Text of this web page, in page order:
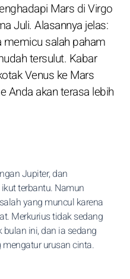
Mars di Virgo
Juli. Alasannya jelas:
memicu salah paham
tersulut. Kabar
Venus ke Mars
Anda akan terasa lebih
Jupiter, dan
terbantu. Namun
yang muncul karena
Merkurius tidak sedang
ini, dan ia sedang
urusan cinta.